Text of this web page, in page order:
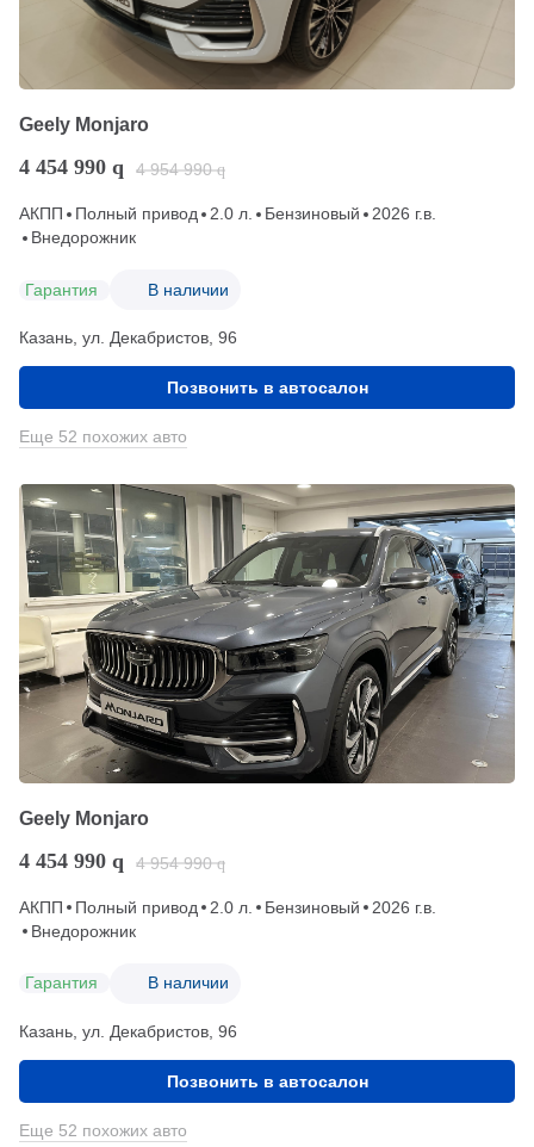
Geely Monjaro
4 454 990 q 4 954 990 q
АКПП Полный привод 2.0 л. Бензиновый
2026 г.в.
Внедорожник
Гарантия В наличии
Казань, ул. Декабристов, 96
Позвонить в автосалон
Еще 52 похожих авто
Geely Monjaro
4 454 990 q 4 954 990 q
АКПП Полный привод 2.0 л. Бензиновый
2026 г.в.
Внедорожник
Гарантия В наличии
Казань, ул. Декабристов, 96
Позвонить в автосалон
Еще 52 похожих авто